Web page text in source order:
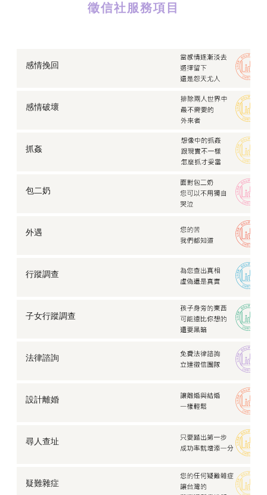
徵信社服務項目
感情挽回
感情破壞
抓姦
包二奶
外遇
行蹤調查
子女行蹤調查
法律諮詢
設計離婚
尋人查址
疑難雜症